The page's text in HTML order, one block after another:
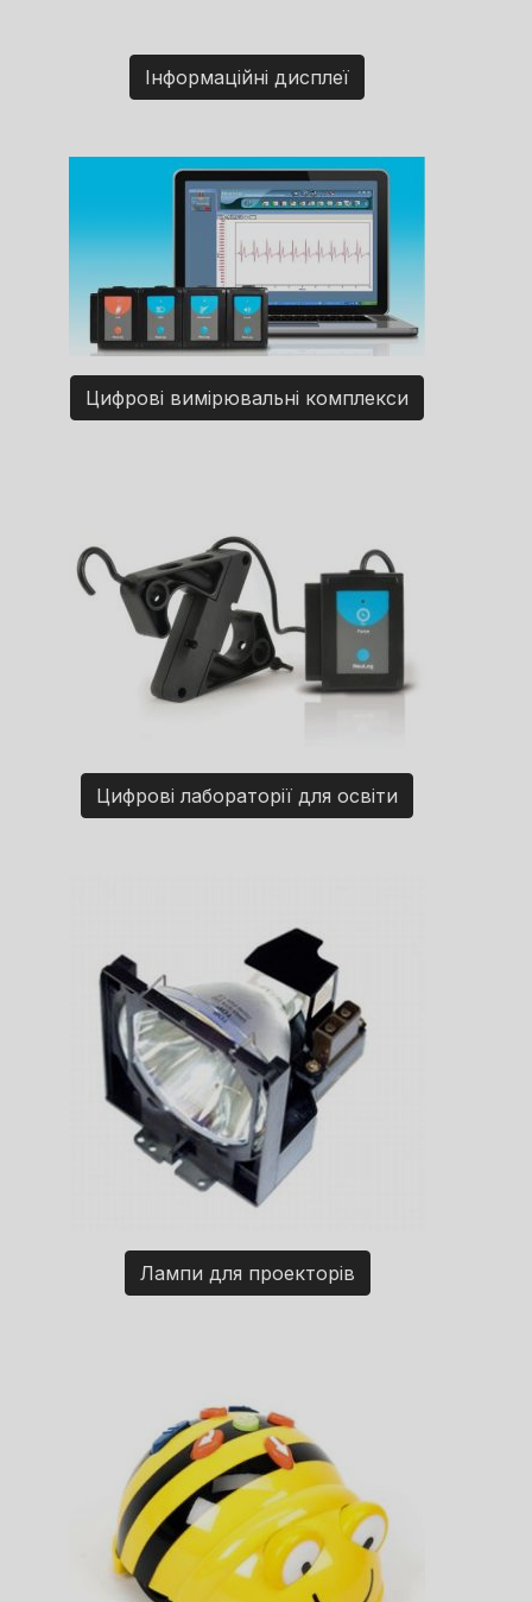
Інформаційні дисплеї
Цифрові вимірювальні комплекси
Цифрові лабораторії для освіти
Лампи для проекторів